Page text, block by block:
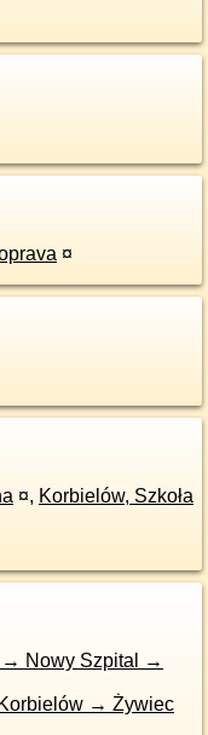
¤
¤, Korbielów, Szkoła
→ Nowy Szpital →
→ Żywiec